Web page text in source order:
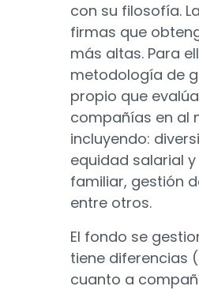
con su filosofía.
firmas que
más altas. Para
metodología de
propio que
compañías en al
incluyendo:
equidad salarial
familiar, gestión
entre otros.
El fondo se
tiene diferencias (
cuanto a